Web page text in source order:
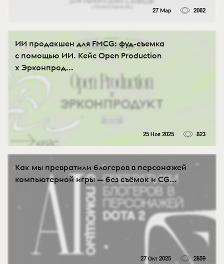
27 Мар 2062
ИИ продакшен для FMCG: фуд-съемка
с помощью ИИ. Кейс Open Production
x Эрконпрод...
25 Ноя 2025 823
Как мы превратили блогеров в персонажей
компьютерной игры — без съёмок и CG...
27 Окт 2025 2859